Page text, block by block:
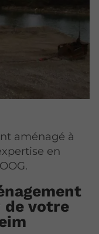
aménagé à
en
de votre